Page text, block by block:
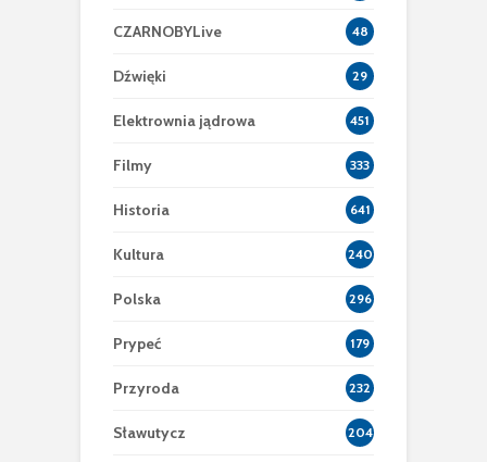
CZARNOBYLive 48
Dźwięki 29
Elektrownia jądrowa 451
Filmy 333
Historia 641
Kultura 240
Polska 296
Prypeć 179
Przyroda 232
Sławutycz 204